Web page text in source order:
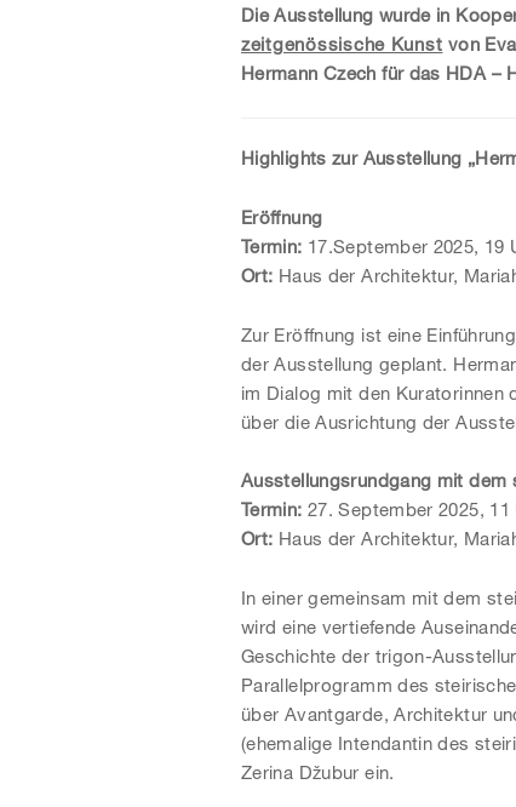
Die Ausstellung wurde in
zeitgenössische Kunst von
Hermann Czech für das HDA –
Highlights zur Ausstellung
Eröffnung
Termin: 17.September 2025, 19
Ort: Haus der Architektur,
Zur Eröffnung ist eine
der Ausstellung geplant.
im Dialog mit den Kuratorinnen
über die Ausrichtung der
Ausstellungsrundgang mit dem
Termin: 27. September 2025, 11
Ort: Haus der Architektur,
In einer gemeinsam mit dem
wird eine vertiefende
Geschichte der trigon-
Parallelprogramm des
über Avantgarde, Architektur
(ehemalige Intendantin des
Zerina Džubur ein.